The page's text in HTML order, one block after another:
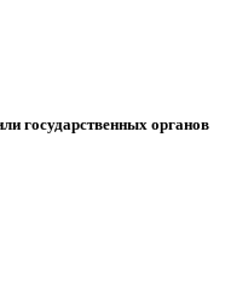
государственных органов